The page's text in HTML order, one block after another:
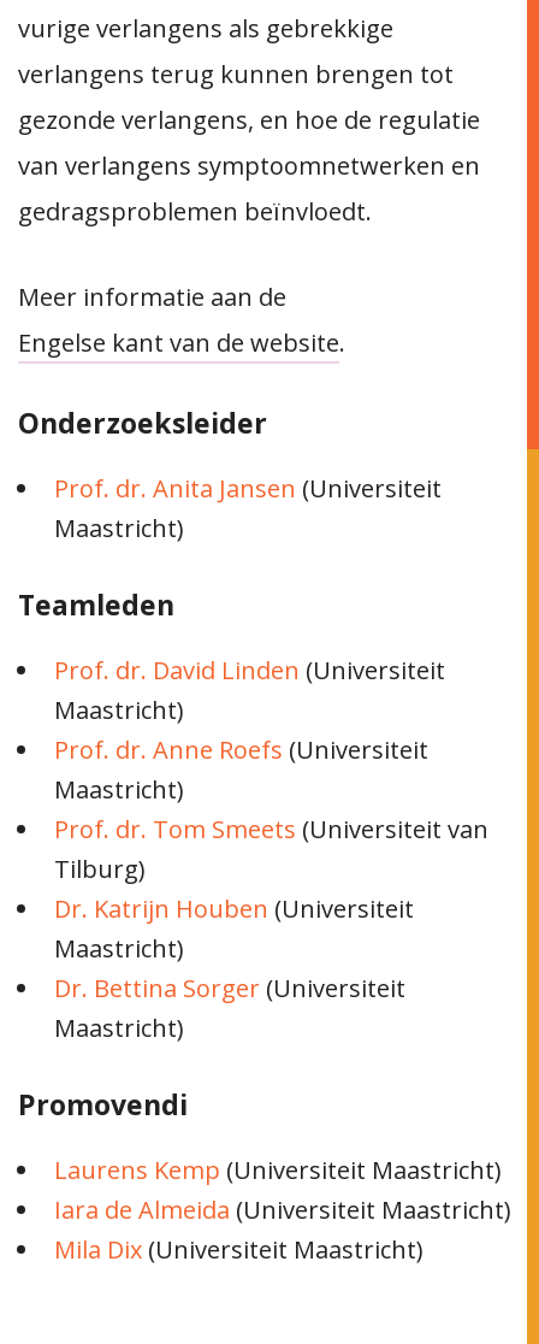
vurige verlangens als gebrekkige
verlangens terug kunnen brengen tot
gezonde verlangens, en hoe de regulatie
van verlangens symptoomnetwerken en
gedragsproblemen beïnvloedt.
Meer informatie aan de
Engelse kant van de website.
Onderzoeksleider
Prof. dr. Anita Jansen (Universiteit
Maastricht)
Teamleden
Prof. dr. David Linden (Universiteit
Maastricht)
Prof. dr. Anne Roefs (Universiteit
Maastricht)
Prof. dr. Tom Smeets (Universiteit van
Tilburg)
Dr. Katrijn Houben (Universiteit
Maastricht)
Dr. Bettina Sorger (Universiteit
Maastricht)
Promovendi
Laurens Kemp (Universiteit Maastricht)
Iara de Almeida (Universiteit Maastricht)
Mila Dix (Universiteit Maastricht)